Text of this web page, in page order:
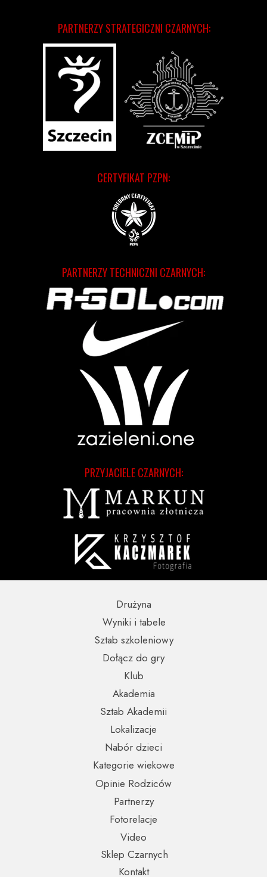
CERTYFIKAT PZPN:
PRZYJACIELE CZARNYCH:
PARTNERZY TECHNICZNI CZARNYCH:
PARTNERZY STRATEGICZNI CZARNYCH:
Partnerzy
Opinie Rodziców
Nabór dzieci
Wyniki i tabele
Sklep Czarnych
Video
Fotorelacje
Kontakt
Kategorie wiekowe
Lokalizacje
Sztab szkoleniowy
Sztab Akademii
Dołącz do gry
Drużyna
Akademia
Klub